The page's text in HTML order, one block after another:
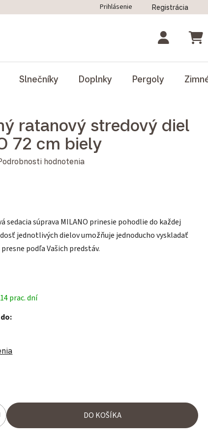
Odstúpenie od zmluvy
Prihlásenie Registrácia
Slnečníky Doplnky Pergoly
ratanový stredový diel
72 cm biely
produktu je 0,0 z 5 hviezdičiek.
hodnotenia
sedacia súprava MILANO prinesie pohodlie do každej
jednotlivých dielov umožňuje jednoducho vyskladať
podľa Vašich predstáv.
prac. dní
DO KOŠÍKA